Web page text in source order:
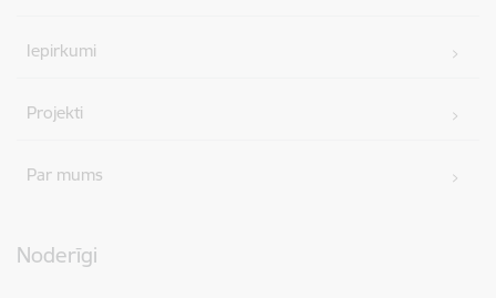
Iepirkumi
Projekti
Par mums
Noderīgi